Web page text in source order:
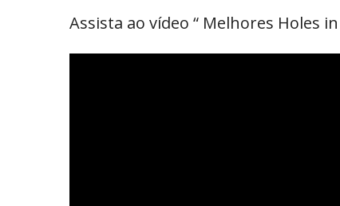
Assista ao vídeo “ Melhores Holes